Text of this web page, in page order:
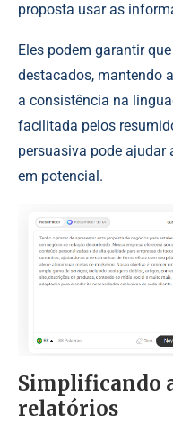
proposta usar as
Eles podem garantir
destacados, mantendo
a consistência na
facilitada pelos
persuasiva pode ajudar
em potencial.
Simplificando
relatórios